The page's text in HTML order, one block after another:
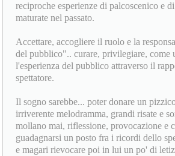
reciproche esperienze di palcoscenico e
maturate nel passato.
Accettare, accogliere il ruolo e la
del pubblico".. curare, privilegiare, come
l'esperienza del pubblico attraverso il
spettatore.
Il sogno sarebbe... poter donare un
irriverente melodramma, grandi risate e
mollano mai, riflessione, provocazione e
guadagnarsi un posto fra i ricordi dello
e magari rievocare poi in lui un po' di